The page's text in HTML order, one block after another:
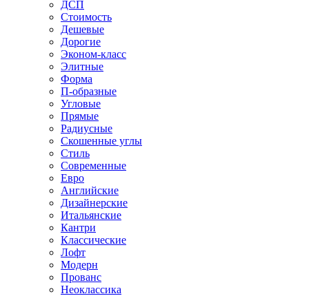
ДСП
Стоимость
Дешевые
Дорогие
Эконом-класс
Элитные
Форма
П-образные
Угловые
Прямые
Радиусные
Скошенные углы
Стиль
Современные
Евро
Английские
Дизайнерские
Итальянские
Кантри
Классические
Лофт
Модерн
Прованс
Неоклассика